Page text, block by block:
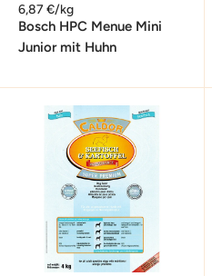
6,87 €/kg
Bosch HPC Menue Mini
Junior mit Huhn